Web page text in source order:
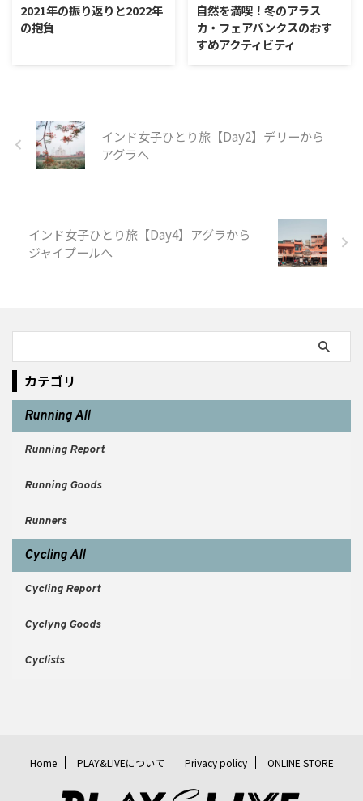
2021年の振り返りと2022年
の抱負
自然を満喫！冬のアラス
カ・フェアバンクスのおす
すめアクティビティ
インド女子ひとり旅【Day2】デリーから
アグラへ
インド女子ひとり旅【Day4】アグラから
ジャイプールへ
カテゴリ
Running All
Running Report
Running Goods
Runners
Cycling All
Cycling Report
Cyclyng Goods
Cyclists
Home PLAY&LIVEについて Privacy policy ONLINE STORE